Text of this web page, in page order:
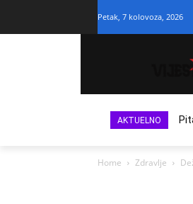
Petak, 7 kolovoza, 2026
AKTUELNO
Home Zdravlje